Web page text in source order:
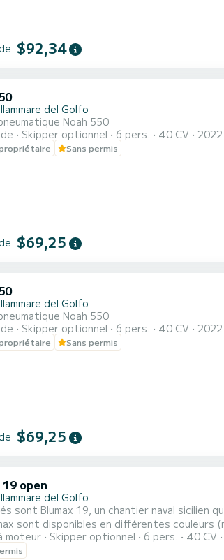
$92,34
del Golfo
Noah 550
Skipper optionnel 6 pers. 40 CV 2022
Sans permis
$69,25
del Golfo
Noah 550
Skipper optionnel 6 pers. 40 CV 2022
Sans permis
$69,25
open
del Golfo
sont Blumax 19, un chantier naval
sont disponibles en différentes
d'une grande proue de bain de soleil avec 2 des coussins de tête, un siège de
confortable situé au centre et un canapé
moteur Skipper optionnel 6 pers. 40 CV